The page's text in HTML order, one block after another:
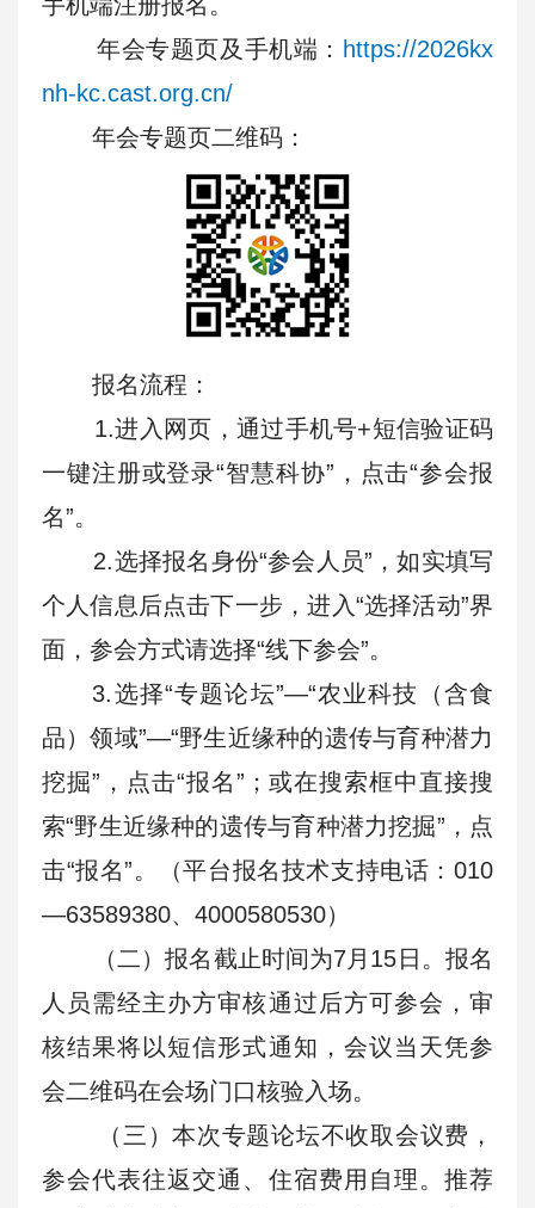
年会专题页及手机端： https://2026kx
nh-kc.cast.org.cn/
年会专题页二维码：
报名流程：
1.进入网页，通过手机号+短信验证码
一键注册或登录“智慧科协”，点击“参会报
名”。
2.选择报名身份“参会人员”，如实填写
个人信息后点击下一步，进入“选择活动”界
面，参会方式请选择“线下参会”。
3.选择“专题论坛”—“农业科技（含食
品）领域”—“野生近缘种的遗传与育种潜力
挖掘”，点击“报名”；或在搜索框中直接搜
索“野生近缘种的遗传与育种潜力挖掘”，点
击“报名”。（平台报名技术支持电话：010
—63589380、4000580530）
（二）报名截止时间为7月15日。报名
人员需经主办方审核通过后方可参会，审
核结果将以短信形式通知，会议当天凭参
会二维码在会场门口核验入场。
（三）本次专题论坛不收取会议费，
参会代表往返交通、住宿费用自理。推荐